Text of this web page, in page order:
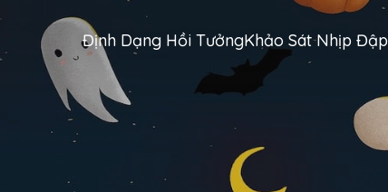
Định Dạng Hồi TưởngKhảo Sát Nhịp Đập